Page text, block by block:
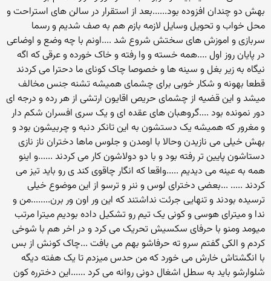
بهش دو چندان افزوده بود......بعد از استقرار در سالن های استراحت و
محل خواب و تحویل وسایل لازمه بازم هم به صف شدیم و رسما
سربازی و اموزش های سختش شروع شد ....اونم با چه وضع و اوضاعی
در پایان روز اول ....همه خسته و وا رفته و خاک خورده و عرقی که اگه
نیگاه به زیر بغل و سینه ها و خصوصا چاک کونای ما دحترا می کردند
قطعا بهونه و شکار خوبی برای چشمای همیشه تشنه جنس مخالف
میشد و این قضیه از چشمای حریص اقایون ارتشی از هر رده و درجه ای
دور نمونده بود ....گروهبان های عقده ای و یک سری افسران شکم دار
و مغرور که همیشه یک دستشون به این تانکر دنبه و چربیشون بود و
بهش خیلی می نازیدن وحالا با اومدن و جلوس ماها دختران ناز نازی
دستاشون پایین تر رفته بود و با دو دولاشون کار می کردند ......و اینو
همه به عینه می دیدیم .....واقعا که انگار چاقوی کند ی رو باید تیز می
کردند ..... ...بعضی دخترای لوس و ننر و ترسو از این موضوع خیلی
ترسیده بودند و تنهایی جرئت نداشتند که این ور اون ور برن........من و
ندا و میترای هوسی و کونی یک تیم رو تشکیل داده بودیم میترا مرتب
میومد ومنو با حرفای سکسیش تحریک می کرد و در اخر هم با شوخی
کردم و الکی گفتم سرو ته حرفاشو بهم می بافت ...چاک کونش از بس
با انگشتاش خارش می خورد که من حدس میزدم تا یک هفته دیگه
شلوارشو باید به سطل اشغال دونی روانه می کرد ......این دخترره کون